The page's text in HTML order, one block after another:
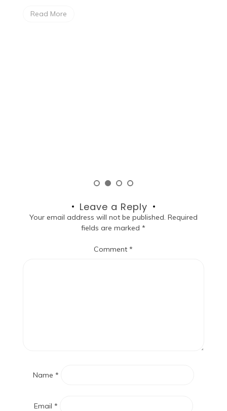
Family & Parenting
Leave a Reply
Your email address will not be published. Required
fields are marked*
Comment*
Name *
Email *